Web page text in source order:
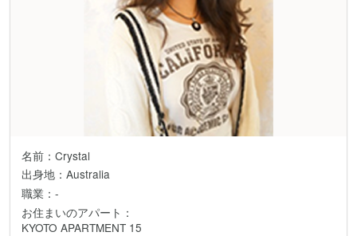
名前：Crystal
出身地：Australia
職業：-
お住まいのアパート：
KYOTO APARTMENT 15